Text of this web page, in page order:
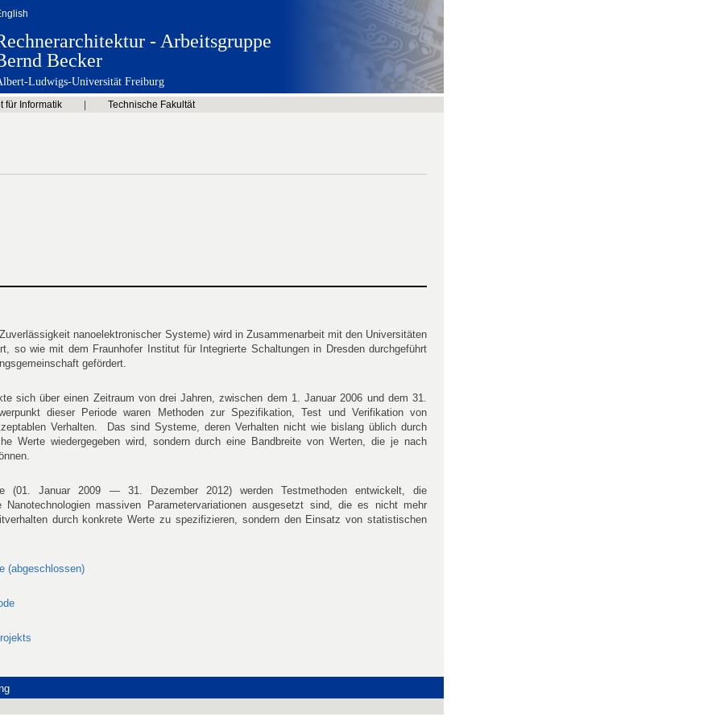
- Arbeitsgruppe
Becker
Ludwigs-Universität Freiburg
für Informatik Technische Fakultät
nanoelektronischer Systeme) wird in Zusammenarbeit mit den Universitäten
so wie mit dem Fraunhofer Institut für Integrierte Schaltungen in Dresden durchgeführt
gefördert.
sich über einen Zeitraum von drei Jahren, zwischen dem 1. Januar 2006 und dem 31.
dieser Periode waren Methoden zur Spezifikation, Test und Verifikation von
Verhalten. Das sind Systeme, deren Verhalten nicht wie bislang üblich durch
Werte wiedergegeben wird, sondern durch eine Bandbreite von Werten, die je nach
(01. Januar 2009 — 31. Dezember 2012) werden Testmethoden entwickelt, die
Nanotechnologien massiven Parametervariationen ausgesetzt sind, die es nicht mehr
durch konkrete Werte zu spezifizieren, sondern den Einsatz von statistischen
(abgeschlossen)